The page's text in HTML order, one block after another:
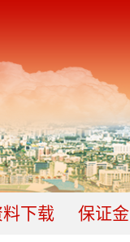
料下载 保证金